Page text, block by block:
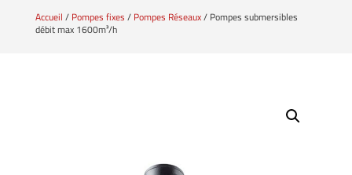
Accueil / Pompes fixes / Pompes Réseaux/ Pompes submersibles
débit max 1600m³/h